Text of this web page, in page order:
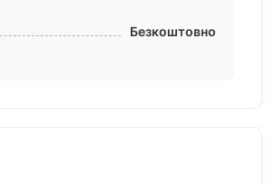
Безкоштовно